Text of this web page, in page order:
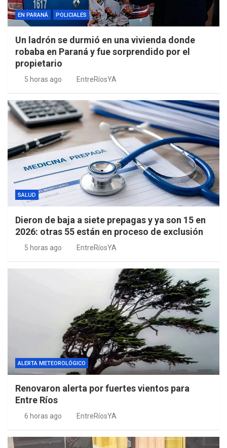
EN PARANÁ POLICIALES
Un ladrón se durmió en una vivienda donde
robaba en Paraná y fue sorprendido por el
propietario
5 horas ago EntreRíosYA
SALUD
Dieron de baja a siete prepagas y ya son 15 en
2026: otras 55 están en proceso de exclusión
5 horas ago EntreRíosYA
ALERTA METEOROLÓGICO
Renovaron alerta por fuertes vientos para
Entre Ríos
6 horas ago EntreRíosYA